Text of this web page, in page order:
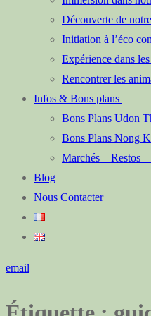
Découverte de
Initiation à l’éco
Expérience dans
Rencontrer les
Infos & Bons plans
Bons Plans Udon
Bons Plans Nong
Marchés – Restos
Blog
Nous Contacter
email